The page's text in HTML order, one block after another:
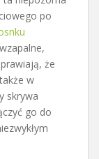
po
że
w
skrywa
go do